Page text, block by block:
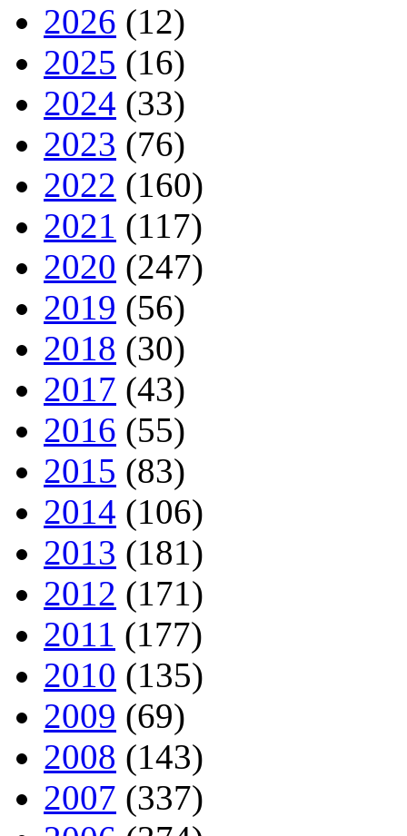
2026 (12)
2025 (16)
2024 (33)
2023 (76)
2022 (160)
2021 (117)
2020 (247)
2019 (56)
2018 (30)
2017 (43)
2016 (55)
2015 (83)
2014 (106)
2013 (181)
2012 (171)
2011 (177)
2010 (135)
2009 (69)
2008 (143)
2007 (337)